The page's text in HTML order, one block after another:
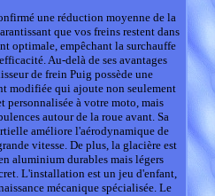
une réduction moyenne de la
que vos freins restent dans
optimale, empêchant la surchauffe
Au-delà de ses avantages
de frein Puig possède une
modifiée qui ajoute non seulement
personnalisée à votre moto, mais
autour de la roue avant. Sa
améliore l'aérodynamique de
vitesse. De plus, la glacière est
aluminium durables mais légers
L'installation est un jeu d'enfant,
mécanique spécialisée. Le